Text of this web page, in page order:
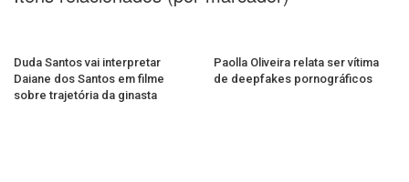
Duda Santos vai interpretar
Daiane dos Santos em filme
sobre trajetória da ginasta
Paolla Oliveira relata ser vítima
de deepfakes pornográficos